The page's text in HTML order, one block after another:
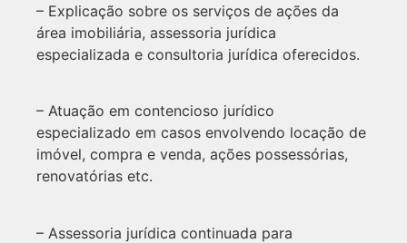
– Explicação sobre os serviços de ações da
área imobiliária, assessoria jurídica
especializada e consultoria jurídica oferecidos.
– Atuação em contencioso jurídico
especializado em casos envolvendo locação de
imóvel, compra e venda, ações possessórias,
renovatórias etc.
– Assessoria jurídica continuada para